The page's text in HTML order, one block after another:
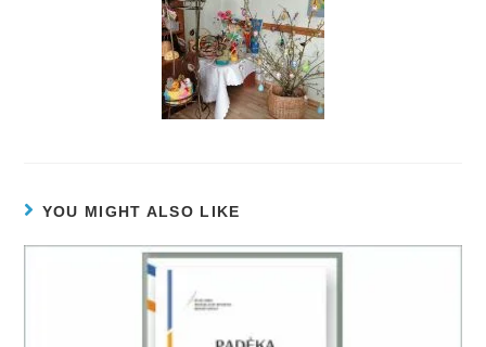
YOU MIGHT ALSO LIKE